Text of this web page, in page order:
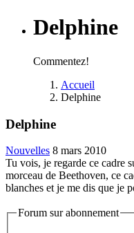
Delphine
Commentez!
Accueil
Delphine
Delphine
Nouvelles 8 mars 2010
Tu vois, je regarde ce cadre
morceau de Beethoven, ce
blanches et je me dis que je
Forum sur abonnement